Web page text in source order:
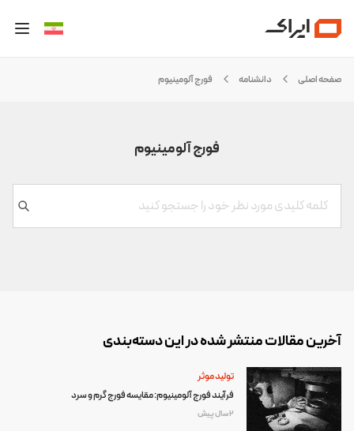
صفحه اصلی دانشنامه فورج آلومینیوم
فورج آلومینیوم
آخرین مقالات منتشر شده در این دسته‌بندی
تولید موثر
فرآیند فورج آلومینیوم: مقایسه فورج گرم و سرد
2 سال پیش